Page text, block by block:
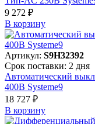
9 272 ₽
В корзинy
Артикул: S9H32392
Срок поставки: 2 дня
Автоматический
400В Systeme9
18 727 ₽
В корзинy